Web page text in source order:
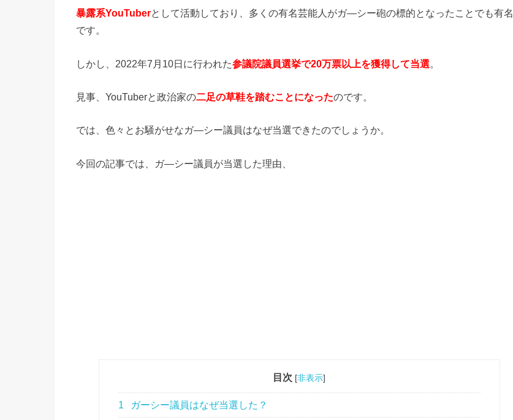
暴露系YouTuberとして活動しており、多くの有名芸能人がガ―シー砲の標的となったことでも有名
です。
しかし、2022年7月10日に行われた参議院議員選挙で20万票以上を獲得して当選
見事、YouTuberと政治家の二足の草鞋を踏むことになったのです。
では、色々とお騒がせなガ―シー議員はなぜ当選できたのでしょうか。
今回の記事では、ガ―シー議員が当選した理由、
目次 [非表示]
1 ガーシー議員はなぜ当選した？